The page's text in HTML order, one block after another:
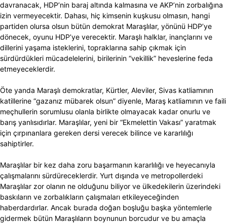
davranacak, HDP’nin baraj altında kalmasına ve AKP’nin zorbalığına
izin vermeyecektir. Dahası, hiç kimsenin kuşkusu olmasın, hangi
partiden olursa olsun bütün demokrat Maraşlılar, yönünü HDP’ye
dönecek, oyunu HDP’ye verecektir. Maraşlı halklar, inançlarını ve
dillerini yaşama isteklerini, topraklarına sahip çıkmak için
sürdürdükleri mücadelelerini, birilerinin “vekillik” heveslerine feda
etmeyeceklerdir.
Öte yanda Maraşlı demokratlar, Kürtler, Aleviler, Sivas katliamının
katillerine “gazanız mübarek olsun” diyenle, Maraş katliamının ve faili
meçhullerin sorumlusu olanla birlikte olmayacak kadar onurlu ve
barış yanlısıdırlar. Maraşlılar, yeni bir “Ekmelettin Vakası” yaratmak
için çırpınanlara gereken dersi verecek bilince ve kararlılığı
sahiptirler.
Maraşlılar bir kez daha zoru başarmanın kararlılığı ve heyecanıyla
çalışmalarını sürdüreceklerdir. Yurt dışında ve metropollerdeki
Maraşlılar zor olanın ne olduğunu biliyor ve ülkedekilerin üzerindeki
baskıların ve zorbalıkların çalışmaları etkileyeceğinden
haberdardırlar. Ancak burada doğan boşluğu başka yöntemlerle
gidermek bütün Maraşlıların boynunun borcudur ve bu amaçla